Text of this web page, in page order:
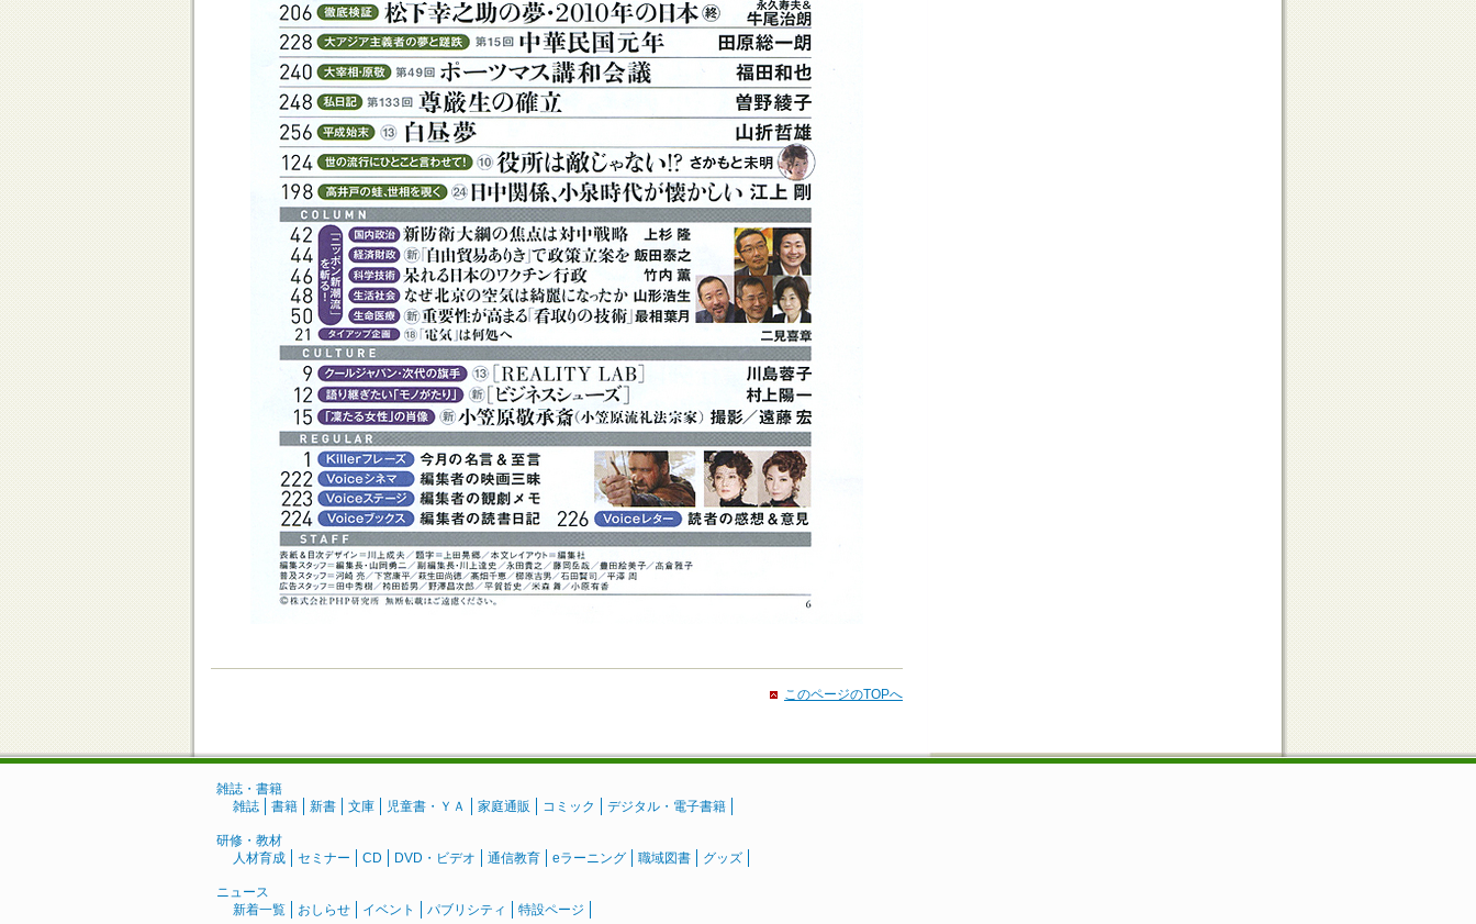
このページのTOPへ
雑誌・書籍
雑誌
書籍 新書 文庫 児童書・ＹＡ 家庭通販 コミック デジタル・電子書籍
研修・教材
人材育成
セミナー CD DVD・ビデオ 通信教育 eラーニング 職域図書 グッズ
ニュース
新着一覧
おしらせ イベント パブリシティ 特設ページ